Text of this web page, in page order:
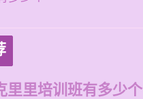
里里培训班有多少个